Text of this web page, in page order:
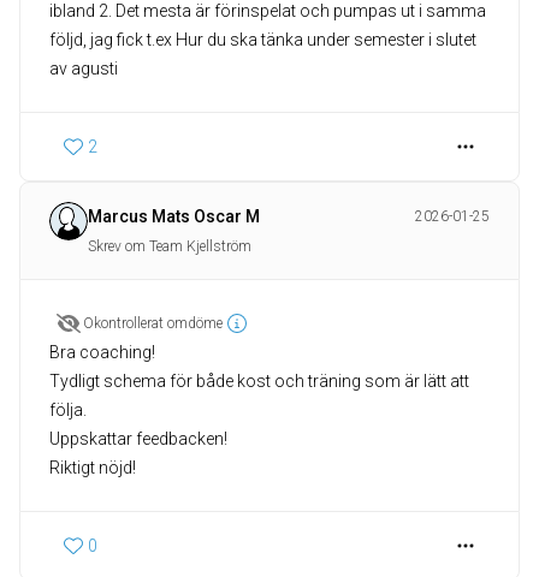
ibland 2. Det mesta är förinspelat och pumpas ut i samma
följd, jag fick t.ex Hur du ska tänka under semester i slutet
av agusti
2
Marcus Mats Oscar M
2026-01-25
Skrev om Team Kjellström
Okontrollerat omdöme
Bra coaching!
Tydligt schema för både kost och träning som är lätt att
följa.
Uppskattar feedbacken!
Riktigt nöjd!
0